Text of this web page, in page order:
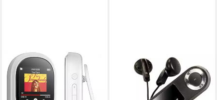
TEKOO
MP3-Player Bluetooth 5.3
64GB mit Clip & FM-Radio
Sport MP4-Player (64 GB,
INTENSO
Music Walker schwarz 16 GB
MP3-Player Fitness Media